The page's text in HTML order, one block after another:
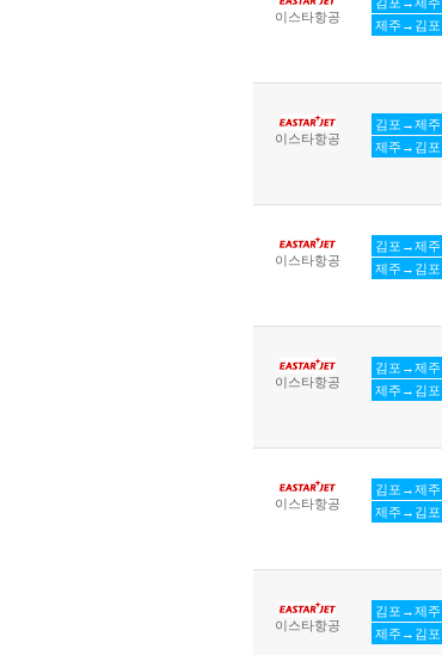
이스타항공
제주→김포
이스타항공
김포→제주
제주→김포
이스타항공
김포→제주
제주→김포
이스타항공
김포→제주
제주→김포
이스타항공
김포→제주
제주→김포
이스타항공
김포→제주
제주→김포